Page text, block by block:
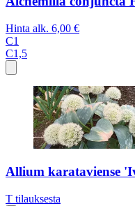
Hinta alk. 6,00 €
C1
C1,5
Allium karataviense
T tilauksesta